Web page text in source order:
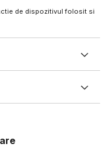
de dispozitivul folosit si